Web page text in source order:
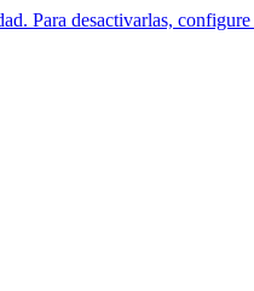
Para desactivarlas,